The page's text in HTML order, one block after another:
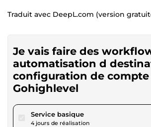
Traduit avec DeepL.com (version
Je vais faire des
automatisation d
configuration de compte
Gohighlevel
Service basiquepour 57,62 $US
4 jours de réalisation